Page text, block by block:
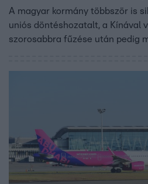
A magyar kormány többször is
uniós döntéshozatalt, a Kínával
szorosabbra fűzése után pedig